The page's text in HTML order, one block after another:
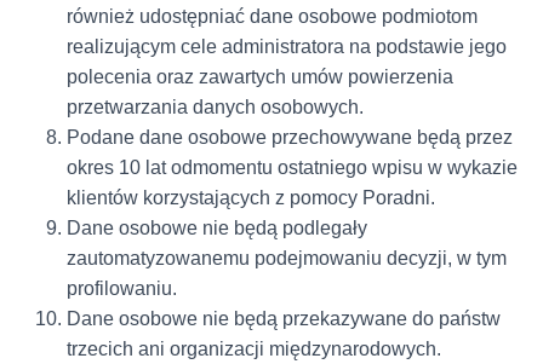
również udostępniać dane osobowe podmiotom
realizującym cele administratora na podstawie jego
polecenia oraz zawartych umów powierzenia
przetwarzania danych osobowych.
Podane dane osobowe przechowywane będą przez
okres 10 lat odmomentu ostatniego wpisu w wykazie
klientów korzystających z pomocy Poradni.
Dane osobowe nie będą podlegały
zautomatyzowanemu podejmowaniu decyzji, w tym
profilowaniu.
Dane osobowe nie będą przekazywane do państw
trzecich ani organizacji międzynarodowych.